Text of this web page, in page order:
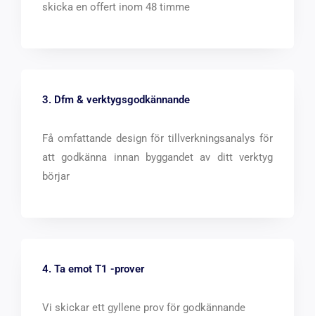
skicka en offert inom 48 timme
3. Dfm & verktygsgodkännande
Få omfattande design för tillverkningsanalys för
att godkänna innan byggandet av ditt verktyg
börjar
4. Ta emot T1 -prover
Vi skickar ett gyllene prov för godkännande